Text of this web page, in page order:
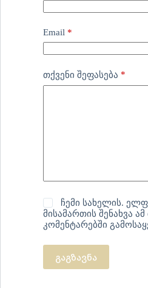
Email *
თქვენი შეფასება *
ჩემი სახელის.
მისამართის შენახვა
კომენტარებში
გაგზავნა